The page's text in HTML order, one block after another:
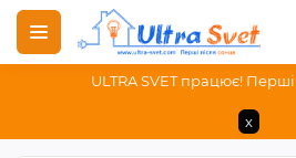
ULTRA SVET працює!
x